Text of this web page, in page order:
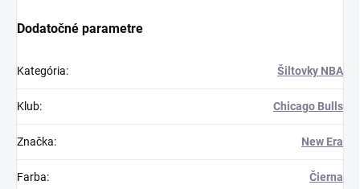
Dodatočné parametre
Kategória: Šiltovky NBA
Klub: Chicago Bulls
Značka: New Era
Farba: Čierna